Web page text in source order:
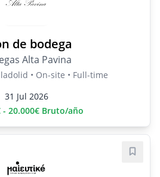
de bodega
Alta Pavina
• On-site • Full-time
31 Jul 2026
- 20.000€ Bruto/año
Save